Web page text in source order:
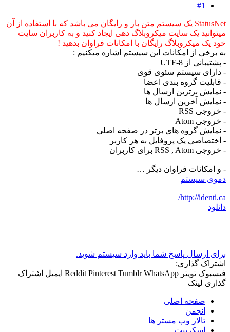
#1
StatusNet یک سیستم متن باز و رایگان می باشد که با استفاده از آن
میتوانید یک سایت میکروبلاگ دهی ایجاد کنید و به کاربران سایت
خود یک میکروبلاگ رایگان با امکانات فراوان بدهید !
به برخی از امکانات این سیستم اشاره میکنیم :
- پشتیبانی از UTF-8
- دارای سیستم سئوی قوی
- قابلیت گروه بندی اعضا
- نمایش برترین ارسال ها
- نمایش آخرین ارسال ها
- خروجی RSS
- خروجی Atom
- نمایش گروه های برتر در صفحه اصلی
- اختصاصی یک پروفایل به هر کاربر
- خروجی RSS , Atom برای کاربران
- و امکانات فراوان دیگر …
دموی سیستم
http://identi.ca/
دانلود
برای ارسال پاسخ شما باید وارد سیستم شوید.
اشتراک گذاری:
فیسبوک تویتر Reddit Pinterest Tumblr WhatsApp ایمیل اشتراک
گذاری لینک
صفحه اصلی
انجمن
تالار وب مستر ها
اسکریپت